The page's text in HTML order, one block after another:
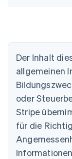
Der Inhalt
allgemeinen
oder
Stripe
für die
Australien
English
Nederlands
Brasilien
Bulgarien
English